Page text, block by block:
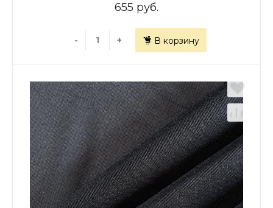
655 руб.
- + В корзину